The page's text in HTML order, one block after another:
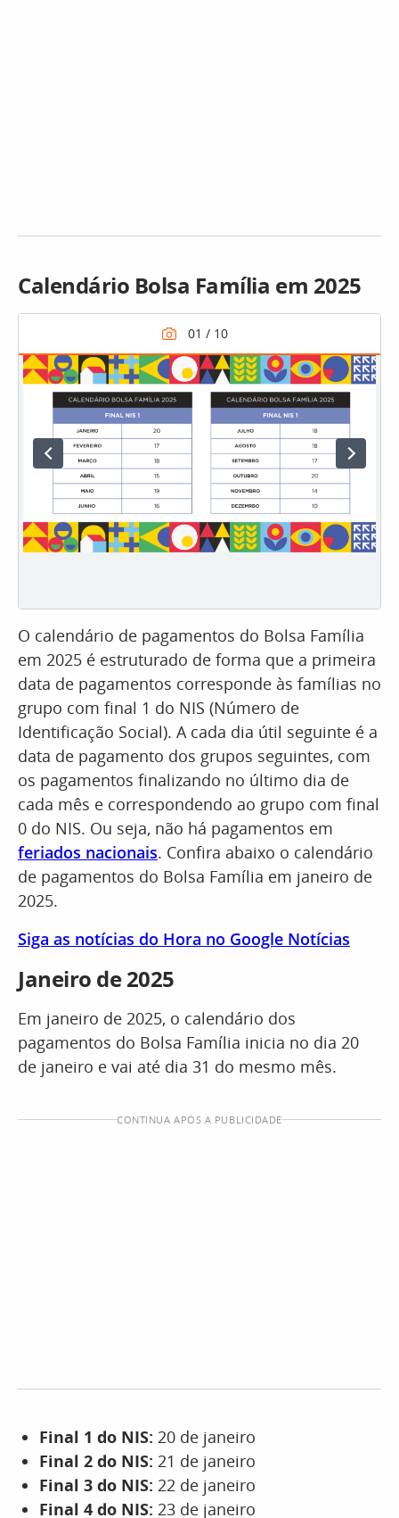
Calendário Bolsa Família em 2025
O calendário de pagamentos do Bolsa Família
em 2025 é estruturado de forma que a primeira
data de pagamentos corresponde às famílias no
grupo com final 1 do NIS (Número de
Identificação Social). A cada dia útil seguinte é a
data de pagamento dos grupos seguintes, com
os pagamentos finalizando no último dia de
cada mês e correspondendo ao grupo com final
0 do NIS. Ou seja, não há pagamentos em
feriados nacionais. Confira abaixo o calendário
de pagamentos do Bolsa Família em janeiro de
2025.
Siga as notícias do Hora no Google Notícias
Janeiro de 2025
Em janeiro de 2025, o calendário dos
pagamentos do Bolsa Família inicia no dia 20
de janeiro e vai até dia 31 do mesmo mês.
CONTINUA APÓS A PUBLICIDADE
Final 1 do NIS: 20 de janeiro
Final 2 do NIS: 21 de janeiro
Final 3 do NIS: 22 de janeiro
Final 4 do NIS: 23 de janeiro